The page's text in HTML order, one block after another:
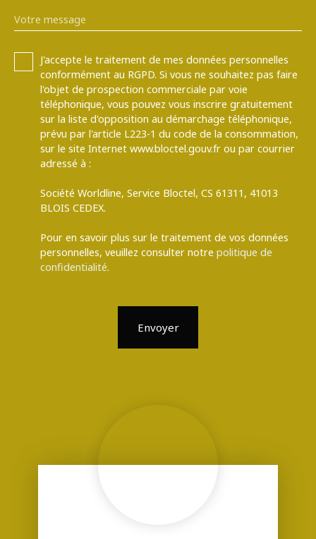
Votre message
J'accepte le traitement de mes données personnelles
conformément au RGPD. Si vous ne souhaitez pas faire
l'objet de prospection commerciale par voie
téléphonique, vous pouvez vous inscrire gratuitement
sur la liste d'opposition au démarchage téléphonique,
prévu par l'article L223-1 du code de la consommation,
sur le site Internet www.bloctel.gouv.fr ou par courrier
adressé à :
Société Worldline, Service Bloctel, CS 61311, 41013
BLOIS CEDEX.
Pour en savoir plus sur le traitement de vos données
personnelles, veuillez consulter notre politique de
confidentialité.
Envoyer